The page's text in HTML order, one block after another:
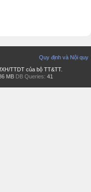
Quy định và Nội quy
TTDT của bộ TT&TT.
MB DB Queries: 41